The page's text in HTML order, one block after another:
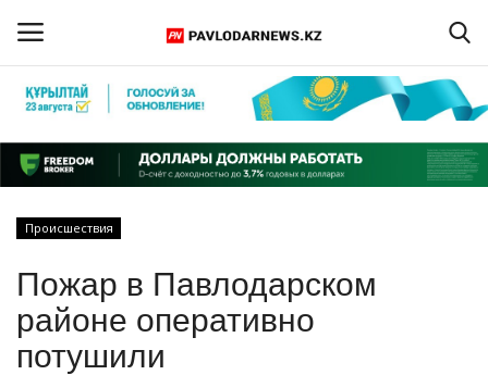
Регистрация
Главная
ПАВЛОДАРСКАЯ ОБЛАСТЬ
КАЗАХСТАН
Происшествия
Пожар в Павлодарском
районе оперативно
потушили